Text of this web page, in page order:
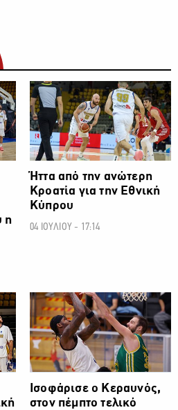
η
Ήττα από την ανώτερη
Κροατία για την Εθνική
Κύπρου
04 ΙΟΥΛΙΟΥ - 17:14
Ισοφάρισε ο Κεραυνός,
στον πέμπτο τελικό